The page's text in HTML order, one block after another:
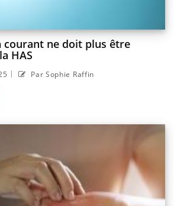
courant ne doit plus être
HAS
| Par Sophie Raffin